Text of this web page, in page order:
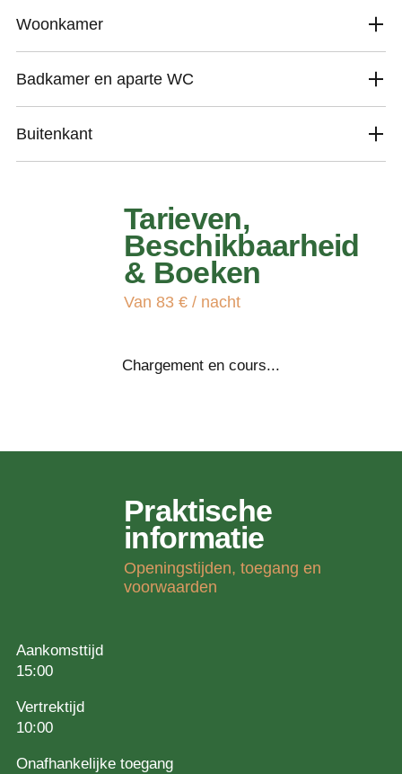
Woonkamer
Badkamer en aparte WC
Buitenkant
Tarieven,
Beschikbaarheid
& Boeken
Van 83 € / nacht
Chargement en cours...
Praktische
informatie
Openingstijden, toegang en
voorwaarden
Aankomsttijd
15:00
Vertrektijd
10:00
Onafhankelijke toegang